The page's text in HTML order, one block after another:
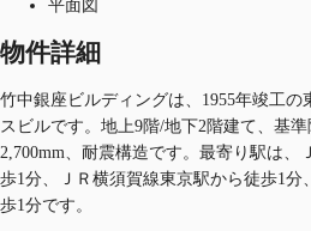
平面図
物件詳細
竹中銀座ビルディングは、1955年竣工の
スビルです。地上9階/地下2階建て、基
2,700mm、耐震構造です。最寄り駅は、
歩1分、ＪＲ横須賀線東京駅から徒歩1分
歩1分です。